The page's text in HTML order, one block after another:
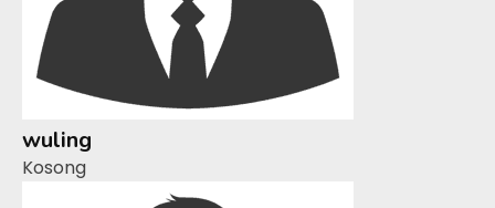
wuling
Kosong